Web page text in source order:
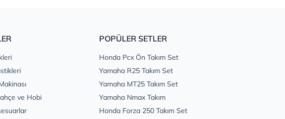
ve Hobi
POPÜLER SETLER
Honda Pcx Ön Takım Set
Yamaha R25 Takım Set
Yamaha MT25 Takım Set
Yamaha Nmax Takım
Honda Forza 250 Takım Set